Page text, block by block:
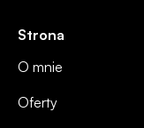
Strona
O mnie
Oferty